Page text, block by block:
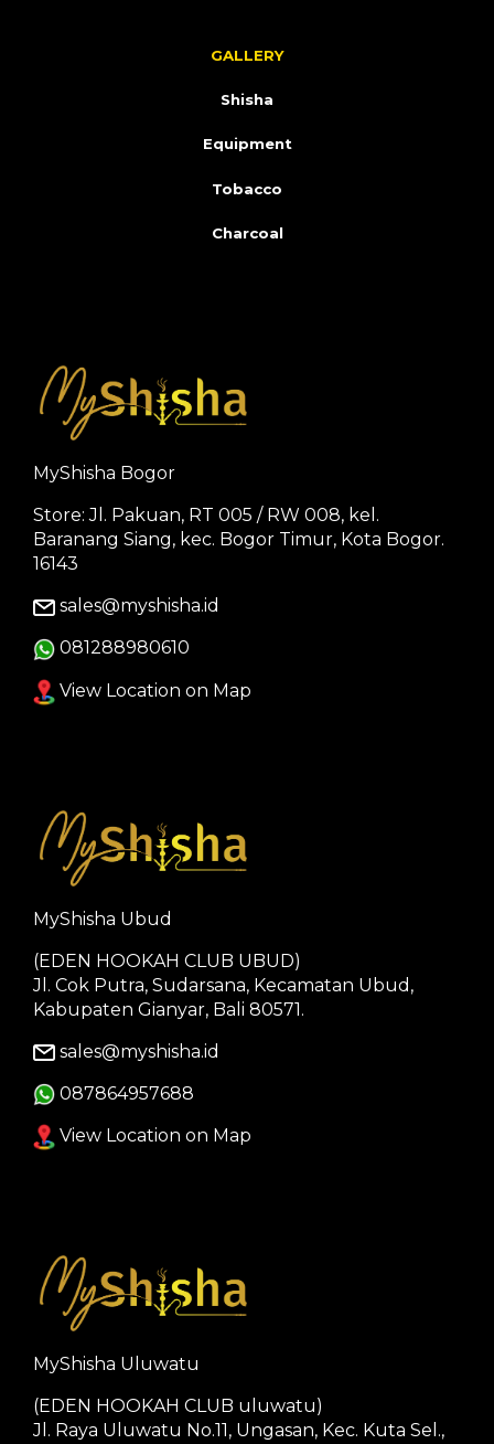
GALLERY
Shisha
Equipment
Tobacco
Charcoal
MyShisha Bogor
Store: Jl. Pakuan, RT 005 / RW 008, kel.
Baranang Siang, kec. Bogor Timur, Kota Bogor.
16143
sales@myshisha.id
081288980610
View Location on Map
MyShisha Ubud
(EDEN HOOKAH CLUB UBUD)
Jl. Cok Putra, Sudarsana, Kecamatan Ubud,
Kabupaten Gianyar, Bali 80571.
sales@myshisha.id
087864957688
View Location on Map
MyShisha Uluwatu
(EDEN HOOKAH CLUB uluwatu)
Jl. Raya Uluwatu No.11, Ungasan, Kec. Kuta Sel.,